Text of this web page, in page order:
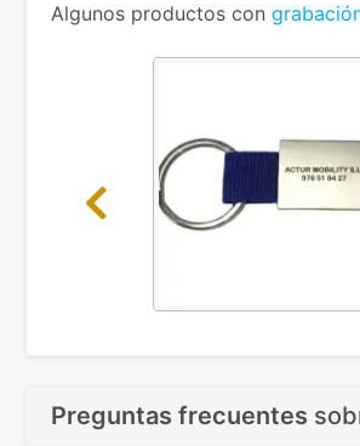
Algunos productos con
Previous
Preguntas frecuentes